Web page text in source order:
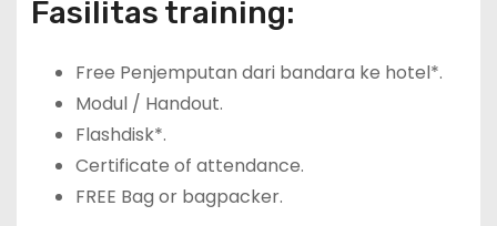
Fasilitas training:
Free Penjemputan dari bandara ke hotel*.
Modul / Handout.
Flashdisk*.
Certificate of attendance.
FREE Bag or bagpacker.